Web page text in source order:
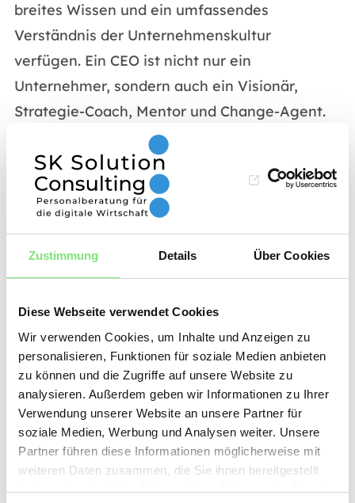
Zustimmung Details Über Cookies
Diese Webseite verwendet Cookies
Wir verwenden Cookies, um Inhalte und Anzeigen zu
personalisieren, Funktionen für soziale Medien anbieten
zu können und die Zugriffe auf unsere Website zu
analysieren. Außerdem geben wir Informationen zu Ihrer
Verwendung unserer Website an unsere Partner für
soziale Medien, Werbung und Analysen weiter. Unsere
Partner führen diese Informationen möglicherweise mit
weiteren Daten zusammen, die Sie ihnen bereitgestellt
haben oder die sie im Rahmen Ihrer Nutzung der Dienste
breites Wissen und ein umfassendes
Verständnis der Unternehmenskultur
verfügen. Ein CEO ist nicht nur ein
Unternehmer, sondern auch ein Visionär,
Strategie-Coach, Mentor und Change-Agent.
Dies bedeutet, dass ein CEO mehr als nur ein
Unternehmer sein muss: Er muss auch eine
gute Führungskraft, ein inspirierender
Vortragsredner, ein Innovator und ein Mentor
sein, der in die Zukunft blicken und die
richtigen Entscheidungen treffen kann. Ein
Arbeitsklima zu schaffen, das die Mitarbeiter
in ihren Entwicklungen unterstützt und fördert.
Er muss auch in der Lage sein, sich an sich
schnell ändernde Marktbedingungen
anzupassen und entsprechend zu reagieren.
Darüber hinaus muss ein CEO ein Verständnis
für unterschiedliche Kulturen, Märkte und
Unternehmenszweige haben. In Zukunft